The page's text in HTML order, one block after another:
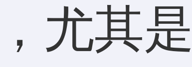
尤其